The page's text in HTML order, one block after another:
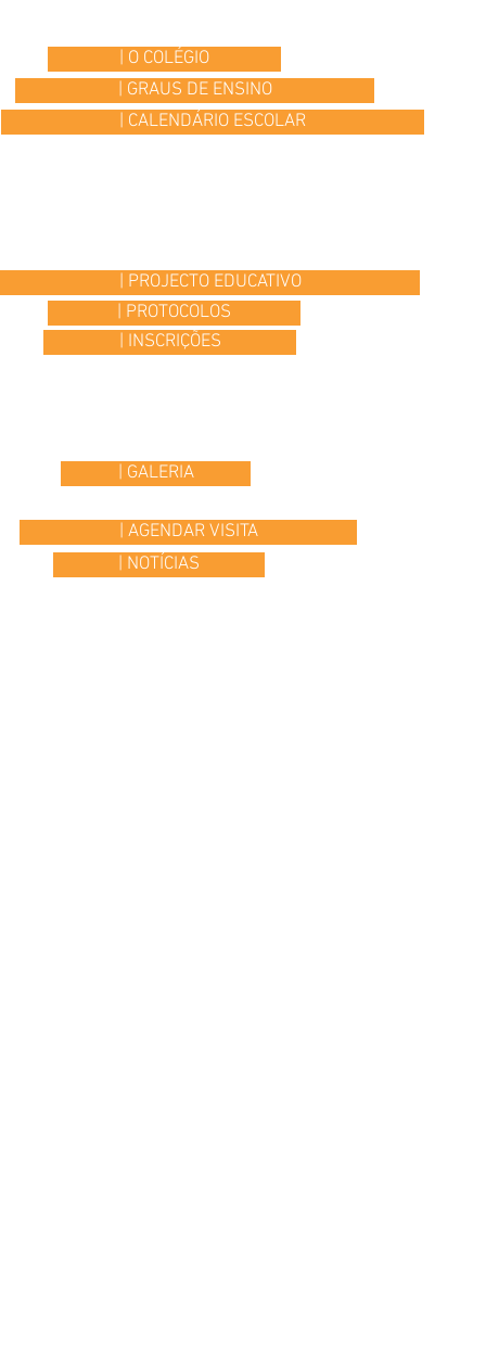
| O COLÉGIO
| GRAUS DE ENSINO
| CALENDÁRIO ESCOLAR
| PROJECTO EDUCATIVO
| PROTOCOLOS
| INSCRIÇÕES
| GALERIA
| AGENDAR VISITA
| NOTÍCIAS